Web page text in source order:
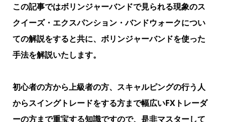
この記事ではボリンジャーバンドで見られる現象のス
クイーズ・エクスパンション・バンドウォークについ
ての解説をすると共に、ボリンジャーバンドを使った
手法を解説いたします。
初心者の方から上級者の方、スキャルピングの行う人
からスイングトレードをする方まで幅広いFXトレーダ
ーの方まで重宝する知識ですので、是非マスターして